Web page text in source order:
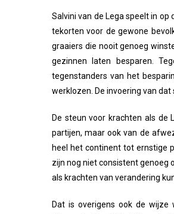
Salvini van de Lega speelt in
tekorten voor de gewone
graaiers die nooit genoeg
gezinnen laten besparen.
tegenstanders van het
werklozen. De invoering van
De steun voor krachten als de
partijen, maar ook van de
heel het continent tot ernstige
zijn nog niet consistent genoeg
als krachten van verandering
Dat is overigens ook de wijze